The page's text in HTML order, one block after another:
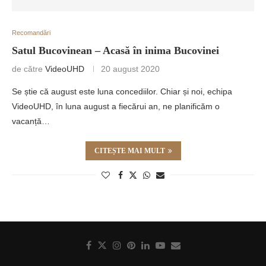
Recomandări
Satul Bucovinean – Acasă în inima Bucovinei
de către VideoUHD 20 august 2020
Se știe că august este luna concediilor. Chiar și noi, echipa
VideoUHD, în luna august a fiecărui an, ne planificăm o
vacanță…
CITEȘTE MAI MULT